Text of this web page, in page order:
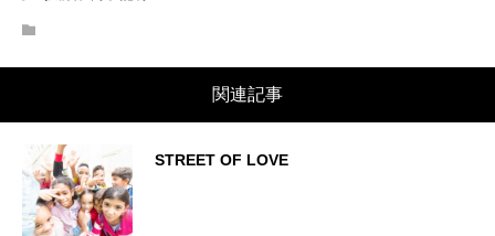
関連記事
STREET OF LOVE